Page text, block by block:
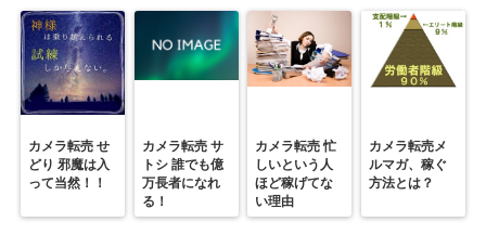
カメラ転売 せ
どり 邪魔は入
って当然！！
カメラ転売 サ
トシ 誰でも億
万長者になれ
る！
カメラ転売 忙
しいという人
ほど稼げてな
い理由
カメラ転売メ
ルマガ、稼ぐ
方法とは？